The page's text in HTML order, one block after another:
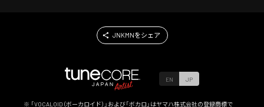
JNKMNをシェア
EN JP
※ 「VOCALOID（ボーカロイド）」および「ボカロ」はヤマハ株式会社の登録商標で